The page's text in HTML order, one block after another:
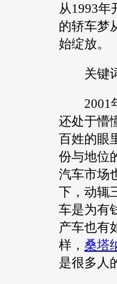
从1993年
的轿车梦
始绽放。
关键
2001
还处于懵
百姓的眼
份与地位
汽车市场
下，动辄
车是为有
产车也有
样， 桑塔
是很多人